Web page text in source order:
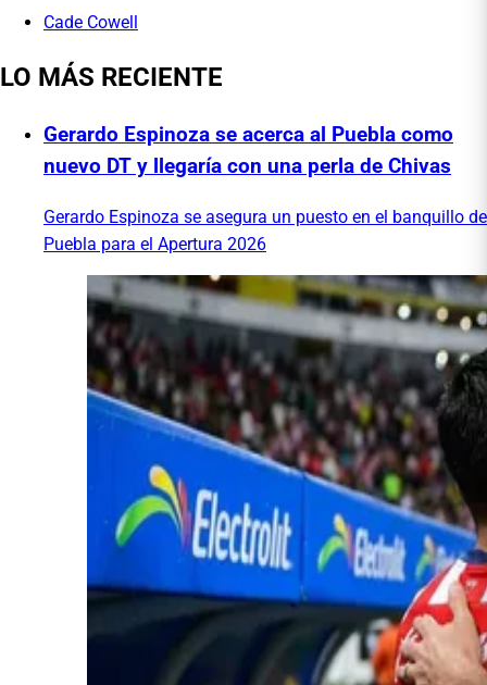
Cade Cowell
LO MÁS RECIENTE
Gerardo Espinoza se acerca al Puebla como
nuevo DT y llegaría con una perla de Chivas
Gerardo Espinoza se asegura un puesto en el banquillo de
Puebla para el Apertura 2026